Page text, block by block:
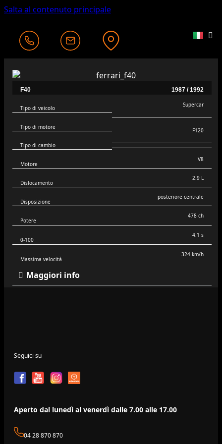
Salta al contenuto principale
F40 1987 / 1992
Tipo di veicolo
Tipo di motore
Tipo di cambio
Supercar
F120
Motore
Dislocamento
Disposizione
V8
2.9 L
posteriore centrale
Potere
0-100
Massima velocità
478 ch
4.1 s
324 km/h
Maggiori info
Seguici su
Aperto dal lunedì al venerdì dalle 7.00 alle 17.00
04 28 870 870